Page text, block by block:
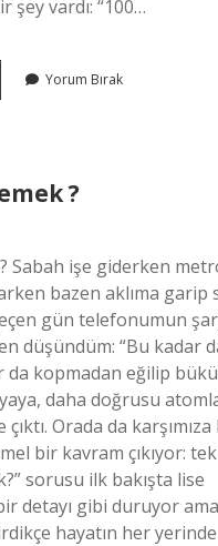
şey vardı: “100…
Yorum Bırak
?
Sabah işe giderken
bazen aklıma
gün telefonumun
düşündüm: “Bu kadar
da kopmadan eğilip
daha doğrusu
Orada da
bir kavram çıkıyor:
sorusu ilk bakışta lise
detayı gibi duruyor ama
hayatın her yerinde